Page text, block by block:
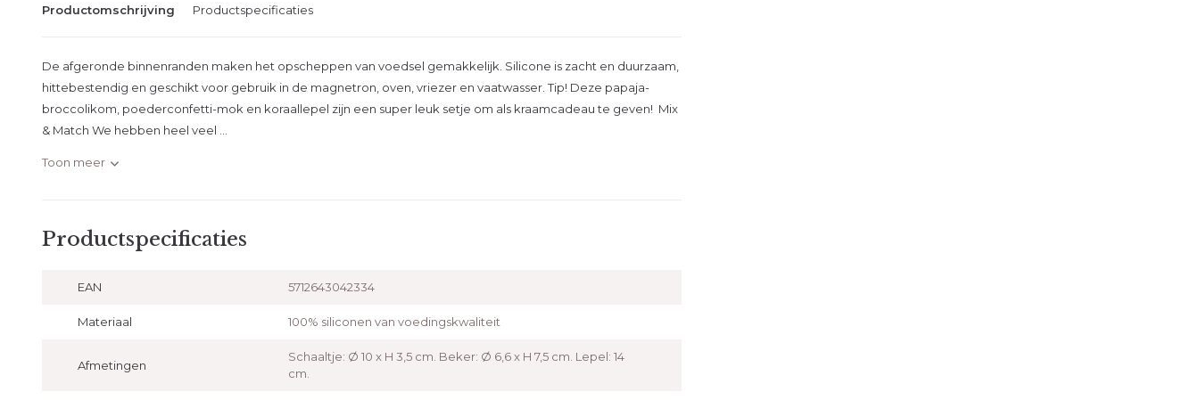
Productomschrijving Productspecificaties
De afgeronde binnenranden maken het opscheppen van voedsel gemakkelijk. Silicone is zacht en duurzaam,
hittebestendig en geschikt voor gebruik in de magnetron, oven, vriezer en vaatwasser. Tip! Deze papaja-
broccolikom, poederconfetti-mok en koraallepel zijn een super leuk setje om als kraamcadeau te geven! Mix
& Match We hebben heel veel ...
Toon meer
Productspecificaties
EAN 5712643042334
Materiaal 100% siliconen van voedingskwaliteit
Afmetingen
Schaaltje: Ø 10 x H 3,5 cm. Beker: Ø 6,6 x H 7,5 cm. Lepel: 14
cm.